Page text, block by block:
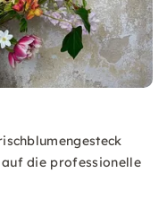
die professionelle